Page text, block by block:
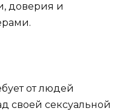
доверия и
от людей
своей сексуальной